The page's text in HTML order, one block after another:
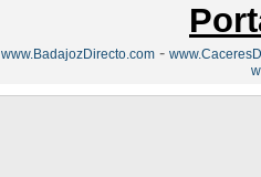
www.BadajozDirecto.com -